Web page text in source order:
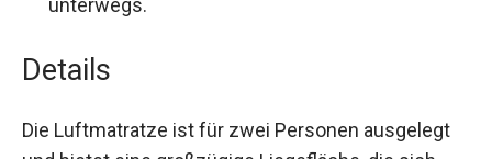
Einfacher Transport:
unterwegs.
Details